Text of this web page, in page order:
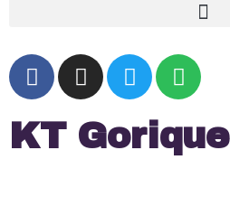
KT Gorique